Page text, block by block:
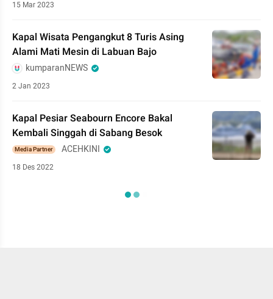
15 Mar 2023
Kapal Wisata Pengangkut 8 Turis Asing
Alami Mati Mesin di Labuan Bajo
kumparanNEWS
2 Jan 2023
Kapal Pesiar Seabourn Encore Bakal
Kembali Singgah di Sabang Besok
Media Partner ACEHKINI
18 Des 2022